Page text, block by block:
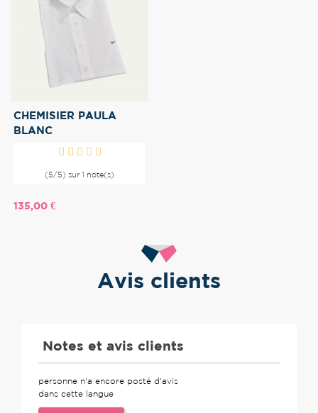
CHEMISIER PAULA
BLANC
(5/5) sur 1 note(s)
Prix
135,00 €
Avis clients
Notes et avis clients
personne n'a encore posté d'avis
dans cette langue